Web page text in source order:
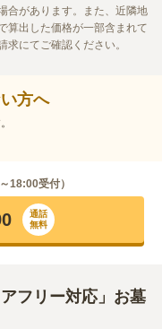
合があります。また、近隣地
算出した価格が一部含まれて
にてご確認ください。
方へ
18:00受付）
通話
無料
フリー対応」お墓